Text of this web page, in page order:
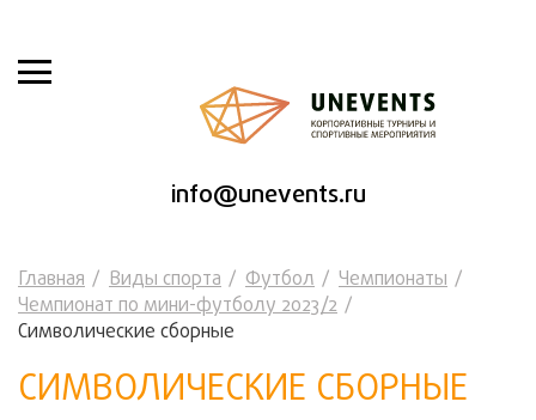
info@unevents.ru
Главная Виды спорта Футбол
Чемпионаты
Чемпионат по мини-футболу 2023/2
Символические сборные
СИМВОЛИЧЕСКИЕ СБОРНЫЕ